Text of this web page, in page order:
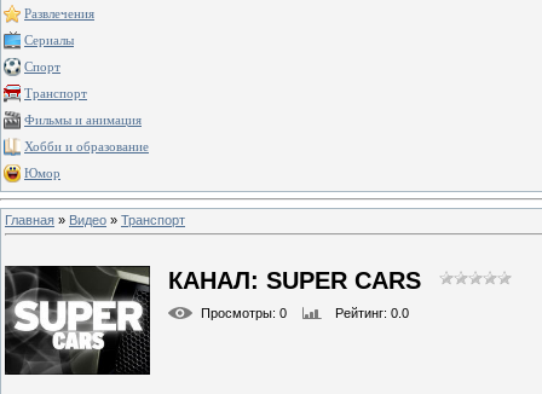
Развлечения
Сериалы
Спорт
Транспорт
Фильмы и анимация
Хобби и образование
Юмор
Главная » Видео » Транспорт
КАНАЛ: SUPER CARS
Просмотры: 0 Рейтинг: 0.0